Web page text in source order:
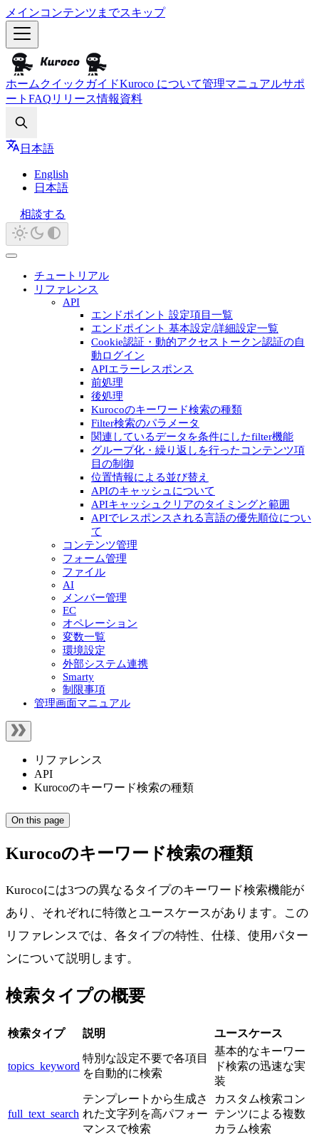
メインコンテンツまでスキップ
ホーム クイックガイドKuroco について管理マニュアルサポ
ート FAQ リリース情報資料
日本語
English
日本語
相談する
チュートリアル
リファレンス
API
エンドポイント 設定項目一覧
エンドポイント 基本設定/詳細設定一覧
Cookie認証・動的アクセストークン認証の自
動ログイン
APIエラーレスポンス
前処理
後処理
Kurocoのキーワード検索の種類
Filter検索のパラメータ
関連しているデータを条件にしたfilter機能
グループ化・繰り返しを行ったコンテンツ項
目の制御
位置情報による並び替え
APIのキャッシュについて
APIキャッシュクリアのタイミングと範囲
APIでレスポンスされる言語の優先順位につい
て
コンテンツ管理
フォーム管理
ファイル
AI
メンバー管理
EC
オペレーション
変数一覧
環境設定
外部システム連携
Smarty
制限事項
管理画面マニュアル
リファレンス
API
Kurocoのキーワード検索の種類
On this page
Kurocoのキーワード検索の種類
Kurocoには3つの異なるタイプのキーワード検索機能が
あり、それぞれに特徴とユースケースがあります。この
リファレンスでは、各タイプの特性、仕様、使用パター
ンについて説明します。
検索タイプの概要
検索タイプ 説明 ユースケース
topics_keyword
特別な設定不要で各項目
を自動的に検索
基本的なキーワー
ド検索の迅速な実
装
full_text_search
テンプレートから生成さ
れた文字列を高パフォー
マンスで検索
カスタム検索コン
テンツによる複数
カラム検索